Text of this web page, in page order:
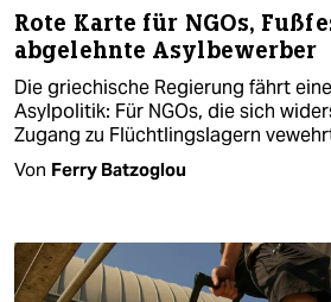
Rote Karte für NGOs,
abgelehnte Asylbewerber
Die griechische Regierung fährt
Asylpolitik: Für NGOs, die sich
Zugang zu Flüchtlingslagern
Von Ferry Batzoglou